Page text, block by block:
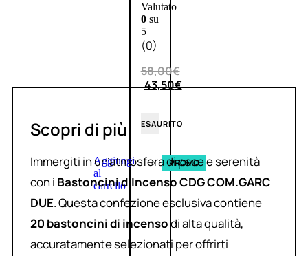
Valutato
0su
5
(0)
58,00€
43,50€
ESAURITO
Aggiungi
al
carrello
PROMO
Scopri di più
Immergiti in un’atmosfera di pace e serenità
con i Bastoncini d’Incenso CDG COM.GARC
DUE. Questa confezione esclusiva contiene
20 bastoncini di incenso di alta qualità,
accuratamente selezionati per offrirti